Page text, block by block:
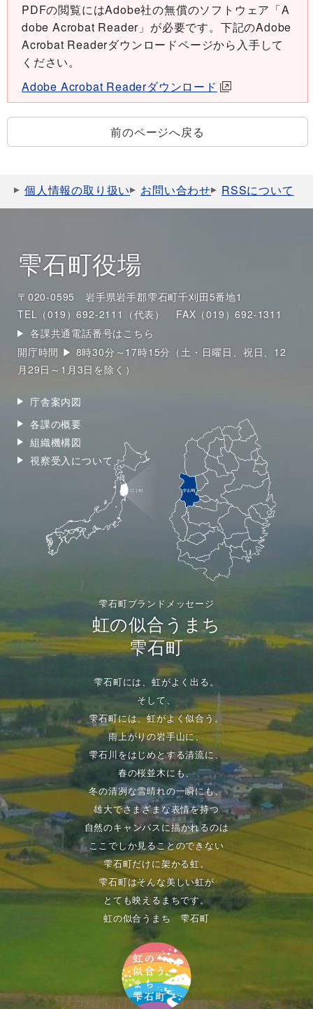
PDFの閲覧にはAdobe社の無償のソフトウェア「A
dobe Acrobat Reader」が必要です。下記のAdobe
Acrobat Readerダウンロードページから入手して
ください。
Adobe Acrobat Readerダウンロード
前のページへ戻る
個人情報の取り扱い お問い合わせ RSSについて
雫石町役場
〒020-0595 岩手県岩手郡雫石町千刈田5番地1
TEL（019）692-2111（代表）
FAX（019）692-1311
各課共通電話番号はこちら
開庁時間 ▶ 8時30分～17時15分（土・日曜日、祝日、12
月29日～1月3日を除く）
庁舎案内図
各課の概要
組織機構図
視察受入について
雫石町ブランドメッセージ
虹の似合うまち
雫石町
雫石町には、虹がよく出る。
そして、
雫石町には、虹がよく似合う。
雨上がりの岩手山に、
雫石川をはじめとする清流に、
春の桜並木にも、
冬の清冽な雪晴れの一瞬にも、
雄大でさまざまな表情を持つ
自然のキャンパスに描かれるのは
ここでしか見ることのできない
雫石町だけに架かる虹。
雫石町はそんな美しい虹が
とても映えるまちです。
虹の似合うまち 雫石町